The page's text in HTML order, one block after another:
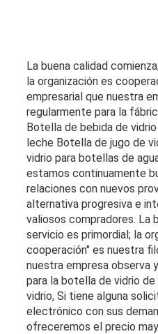
La buena calidad
la organización es
empresarial que nuestra
regularmente para la
Botella de bebida de
leche Botella de jugo de
vidrio para botellas de
estamos continuamente
relaciones con nuevos
alternativa progresiva e
valiosos compradores. La
servicio es primordial; la
cooperación" es nuestra
nuestra empresa observa
para la botella de vidrio
vidrio, Si tiene alguna
electrónico con sus
ofreceremos el precio